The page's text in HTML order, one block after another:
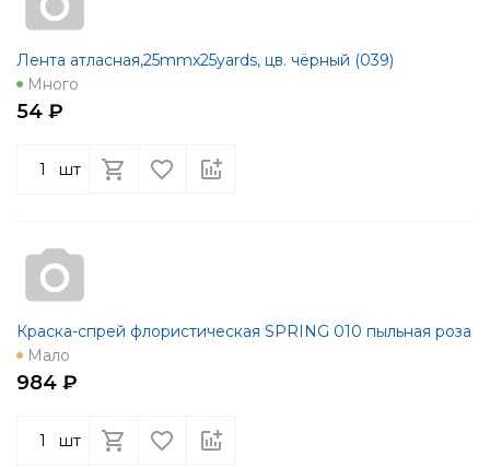
Лента атласная,25mmx25yards, цв. чёрный (039)
Много
54 ₽
шт
Краска-спрей флористическая SPRING 010 пыльная роза
Мало
984 ₽
шт